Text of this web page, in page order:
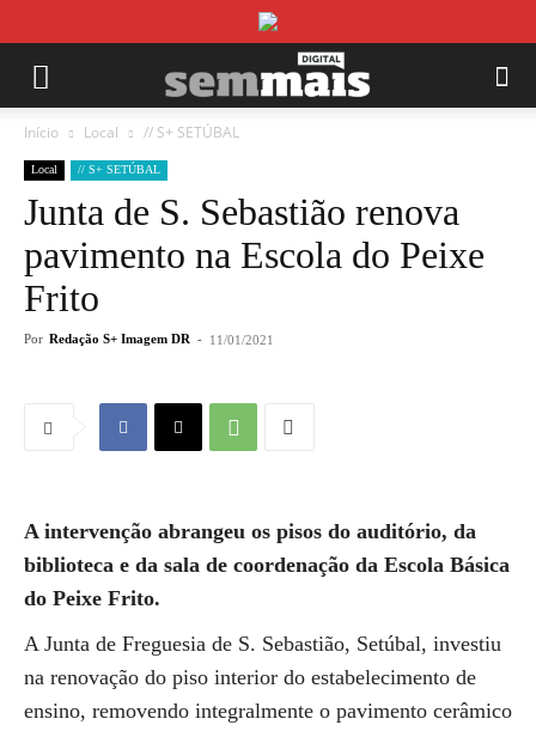
Início Local // S+ SETÚBAL
Local // S+ SETÚBAL
Junta de S. Sebastião renova
pavimento na Escola do Peixe
Frito
Por Redação S+ Imagem DR - 11/01/2021
A intervenção abrangeu os pisos do auditório, da
biblioteca e da sala de coordenação da Escola Básica
do Peixe Frito.
A Junta de Freguesia de S. Sebastião, Setúbal, investiu
na renovação do piso interior do estabelecimento de
ensino, removendo integralmente o pavimento cerâmico